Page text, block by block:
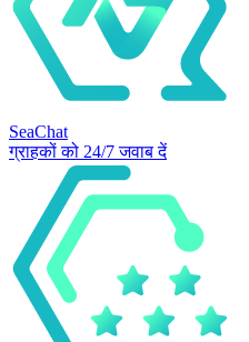
SeaChat
ग्राहकों को 24/7 जवाब दें